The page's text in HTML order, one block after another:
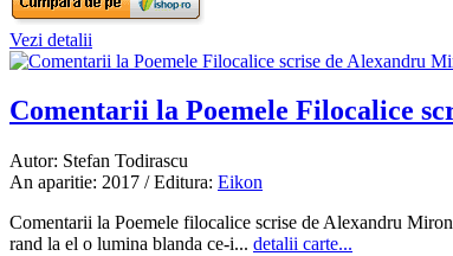
Vezi detalii
Comentarii la Poemele Filocalice
Autor: Stefan Todirascu
An aparitie: 2017 / Editura: Eikon
Comentarii la Poemele filocalice scrise de Alexandru
rand la el o lumina blanda ce-i... detalii carte...